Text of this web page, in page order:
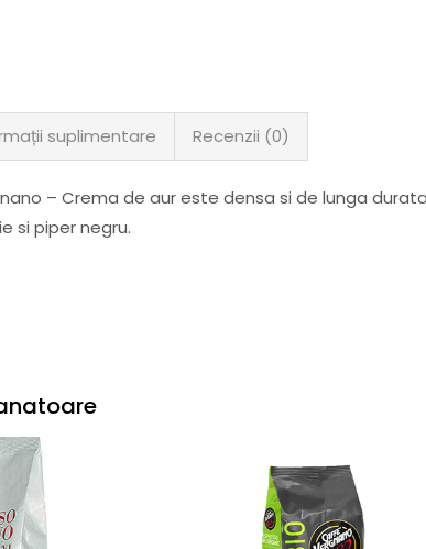
suplimentare Recenzii (0)
– Crema de aur este densa si de lunga
si piper negru.